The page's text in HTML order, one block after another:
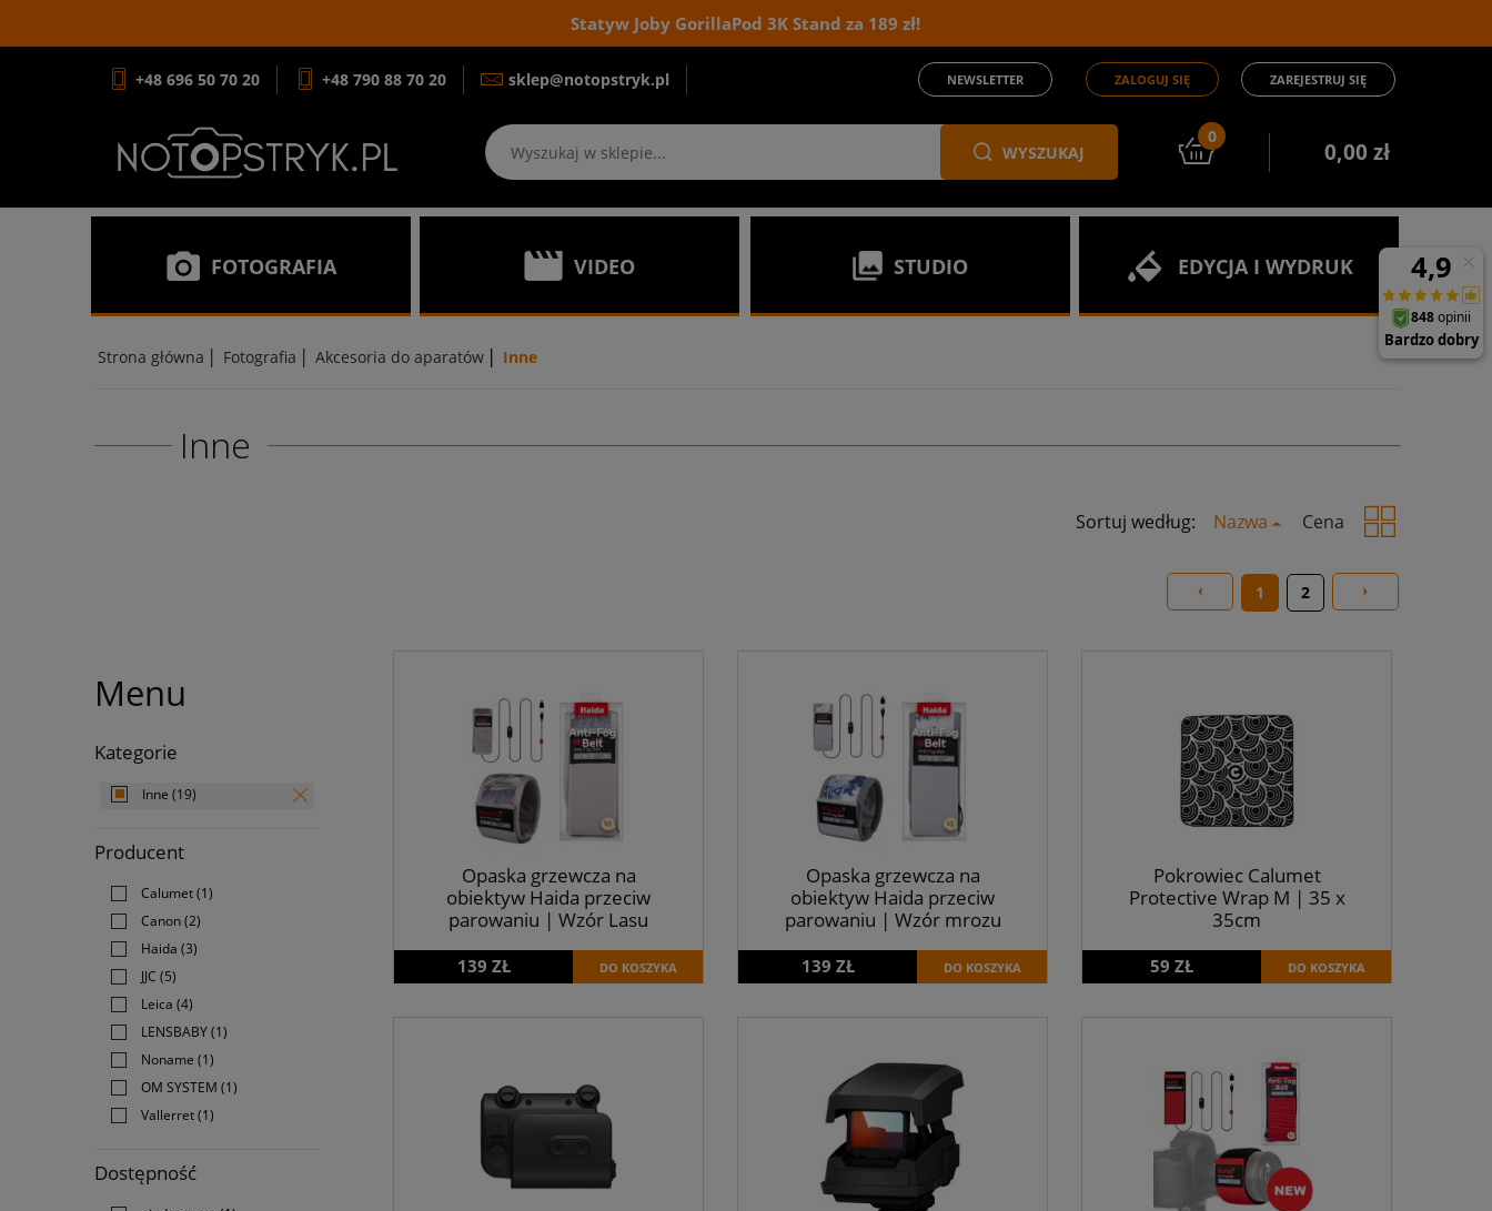
Statyw Joby GorillaPod 3K Stand za 189 zł!
+48 696 50 70 20 +48 790 88 70 20 sklep@notopstryk.pl NEWSLETTER ZALOGUJ SIĘ ZAREJESTRUJ SIĘ
WYSZUKAJ
0
0,00 zł
FOTOGRAFIA VIDEO STUDIO EDYCJA I WYDRUK
Strona główna | Fotografia | Akcesoria do aparatów | Inne
Inne
Sortuj według: Nazwa Cena
Menu
Kategorie
Inne (19)
Producent
Calumet(1)
Canon(2)
Haida (3)
JJC (5)
Leica (4)
LENSBABY(1)
Noname (1)
OM SYSTEM (1)
Vallerret(1)
Dostępność
1 2
Opaska grzewcza na
obiektyw Haida przeciw
parowaniu | Wzór Lasu
139 ZŁ DO KOSZYKA
Opaska grzewcza na
obiektyw Haida przeciw
parowaniu | Wzór mrozu
139 ZŁ DO KOSZYKA
Pokrowiec Calumet
Protective Wrap M | 35 x
35cm
59 ZŁ DO KOSZYKA